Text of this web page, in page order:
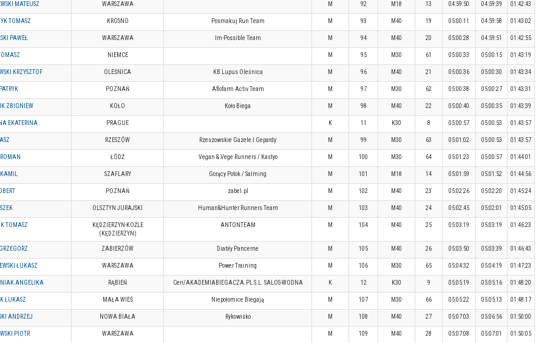
MATEUSZ WARSZAWA M 92 M18 13 04:59:50 04:59:39 01:42:43
TOMASZ KROSNO Posmakuj Run Team M 93 M40 19 05:00:11 04:59:58 01:43:02
PAWEŁ WARSZAWA Im-Possible Team M 94 M40 20 05:00:28 04:59:51 01:42:55
NIEMCE M 95 M30 61 05:00:33 05:00:15 01:43:19
KRZYSZTOF OLEŚNICA KB Lupus Oleśnica M 96 M40 21 05:00:36 05:00:30 01:43:34
POZNAŃ Aflofarm Activ Team M 97 M30 62 05:00:38 05:00:27 01:43:31
ZBIGNIEW KOŁO Koło Biega M 98 M40 22 05:00:40 05:00:35 01:43:39
EKATERINA PRAGUE K 11 K30 8 05:00:57 05:00:53 01:43:57
RZESZÓW Rzeszowskie Gazele I Gepardy M 99 M30 63 05:01:02 05:00:53 01:43:57
ŁÓDŹ Vegan & Vege Runners / Kastyo M 100 M30 64 05:01:23 05:00:57 01:44:01
SZAFLARY Gorący Potok / Salming M 101 M18 14 05:01:59 05:01:52 01:44:56
POZNAŃ zabel.pl M 102 M40 23 05:02:26 05:02:20 01:45:24
OLSZTYN JURAJSKI Human&Hunter Runners Team M 103 M40 24 05:02:45 05:02:01 01:45:05
TOMASZ
KĘDZIERZYN-KOŹLE
(KĘDZIERZYN)
ANTONTEAM M 104 M40 25 05:03:19 05:03:19 01:46:23
ZABIERZÓW Diabły Pancerne M 105 M40 26 05:03:50 05:03:39 01:46:43
ŁUKASZ WARSZAWA Power Training M 106 M30 65 05:04:32 05:04:19 01:47:23
ANGELIKA RĄBIEŃ Ceri/AKADEMIABIEGACZA.PL S.L. SALOS-WODNA K 12 K30 9 05:05:19 05:05:16 01:48:20
ŁUKASZ MAŁA WIEŚ Niepołomice Biegają M 107 M30 66 05:05:22 05:05:13 01:48:17
ANDRZEJ NOWA BIAŁA Rykowisko M 108 M40 27 05:07:03 05:06:56 01:50:00
PIOTR WARSZAWA M 109 M40 28 05:07:08 05:07:01 01:50:05